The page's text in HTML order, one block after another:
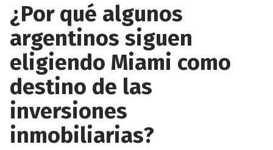
¿Por qué algunos
argentinos siguen
eligiendo Miami como
destino de las
inversiones
inmobiliarias?